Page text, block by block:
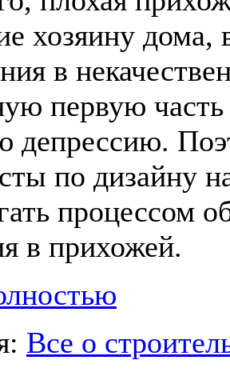
хозяину дома,
в
первую
депрессию.
по дизайну
процессом
в прихожей.
Все о